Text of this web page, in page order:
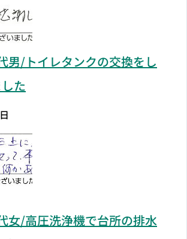
男/トイレタンクの交換をし
た
女/高圧洗浄機で台所の排水